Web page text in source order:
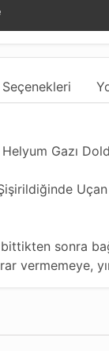
Gazı
sonra
vermemeye,